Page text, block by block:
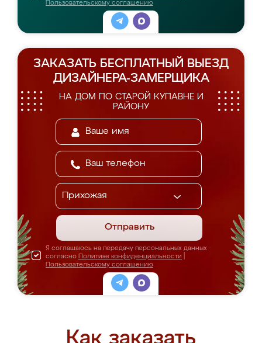
Пользовательскому соглашению
ЗАКАЗАТЬ БЕСПЛАТНЫЙ ВЫЕЗД
ДИЗАЙНЕРА-ЗАМЕРЩИКА
НА ДОМ ПО СТАРОЙ КУПАВНЕ И
РАЙОНУ
Отправить
Я соглашаюсь на передачу персональных данных
согласно Политике конфиденциальности
Пользовательскому соглашению